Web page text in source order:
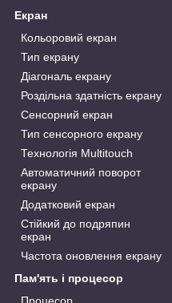
Екран
Кольоровий екран
Тип екрану
Діагональ екрану
Роздільна здатність екрану
Сенсорний екран
Тип сенсорного екрану
Технологія Multitouch
Автоматичний поворот
екрану
Додатковий екран
Стійкий до подряпин
екран
Частота оновлення екрану
Пам'ять і процесор
Процесор